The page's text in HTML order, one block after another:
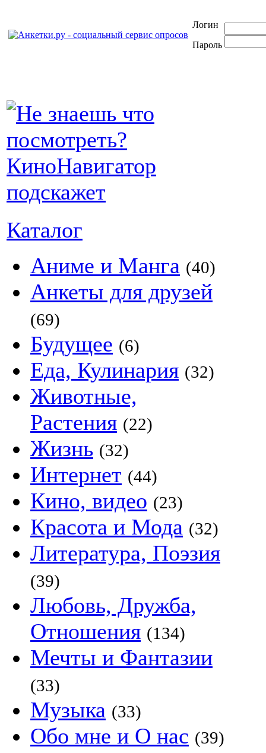
Логин
Пароль
Каталог
Аниме и Манга (40)
Анкеты для друзей
(69)
Будущее (6)
Еда, Кулинария (32)
Животные,
Растения (22)
Жизнь (32)
Интернет (44)
Кино, видео (23)
Красота и Мода (32)
Литература, Поэзия
(39)
Любовь, Дружба,
Отношения (134)
Мечты и Фантазии
(33)
Музыка (33)
Обо мне и О нас (39)